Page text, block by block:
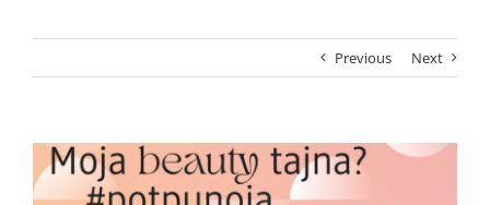
Previous Next
View
Larger
Image